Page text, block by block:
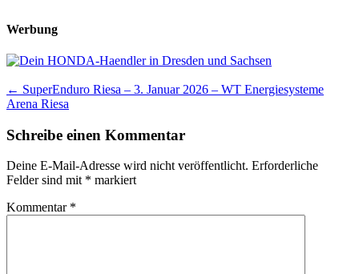
Werbung
Post
navigation
← SuperEnduro Riesa – 3. Januar 2026 – WT Energiesysteme
Arena Riesa
Schreibe einen Kommentar
Deine E-Mail-Adresse wird nicht veröffentlicht. Erforderliche
Felder sind mit * markiert
Kommentar *